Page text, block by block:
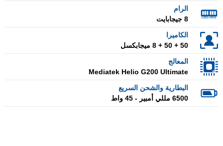
الرام
8 جيجابايت
الكاميرا
50 + 50 + 8 ميجابكسل
المعالج
Mediatek Helio G200 Ultimate
البطارية والشحن السريع
6500 مللي أمبير - 45 واط